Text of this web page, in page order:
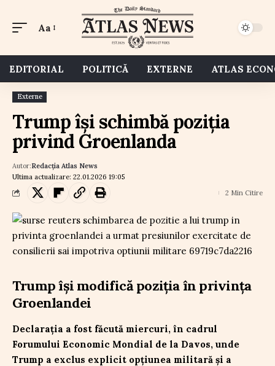
Aa
EDITORIAL POLITICĂ EXTERNE ATLAS
Externe
Trump își schimbă poziția
privind Groenlanda
Ultima actualizare: 22.01.2026 19:05
Autor:Redacția Atlas News
2 Min Citire
Trump își modifică poziția în privința
Groenlandei
Declarația a fost făcută miercuri, în cadrul
Forumului Economic Mondial de la Davos, unde
Trump a exclus explicit opțiunea militară și a